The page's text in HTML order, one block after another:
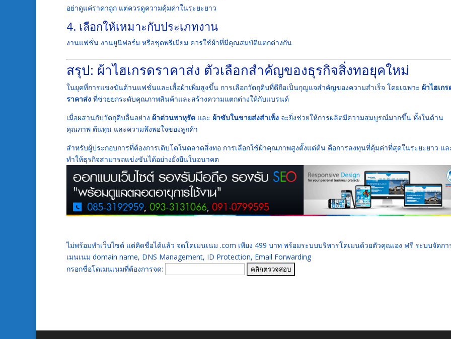
อย่าดูแค่ราคาถูก แต่ควรดูความคุ้มค่าในระยะยาว
4. เลือกให้เหมาะกับประเภทงาน
งานแฟชั่น งานยูนิฟอร์ม หรือชุดพรีเมียม ควรใช้ผ้าที่มีคุณสมบัติแตกต่างกัน
สรุป: ผ้าไฮเกรดราคาส่ง ตัวเลือกสำคัญของธุรกิจสิ่งทอยุคใหม่
ในยุคที่การแข่งขันด้านแฟชั่นและเสื้อผ้าเพิ่มสูงขึ้น การเลือกวัตถุดิบที่ดีถือเป็นกุญแจสำคัญของความสำเร็จ โดยเฉพาะ ผ้าไฮเกร
ราคาส่ง ที่ช่วยยกระดับคุณภาพสินค้าและสร้างความแตกต่างให้กับแบรนด์
เมื่อผสานกับวัตถุดิบอื่นอย่าง ผ้าต่วนพาหุรัด และ ผ้าซับในขายส่งสำเพ็ง จะยิ่งช่วยให้การผลิตมีความสมบูรณ์มากขึ้น ทั้งในด้าน
คุณภาพ ต้นทุน และความพึงพอใจของลูกค้า
สำหรับผู้ประกอบการที่ต้องการเติบโตในตลาดสิ่งทอ การเลือกใช้ผ้าคุณภาพสูงตั้งแต่ต้น คือการลงทุนที่คุ้มค่าที่สุดในระยะยาว แล
ทำให้ธุรกิจสามารถแข่งขันได้อย่างยั่งยืนในอนาคต
ไม่พร้อมทำเว็บไซต์ แต่คิดชื่อได้แล้ว จดโดเมนเนม .com เพียง 499 บาท พร้อมระบบบริหารโดเมนด้วยตัวคุณเอง ฟรี ระบบจัดกา
เมนเนม domain name, DNS Management, ID Protection, Email Forwarding
กรอกชื่อโดเมนเนมที่ต้องการจด: